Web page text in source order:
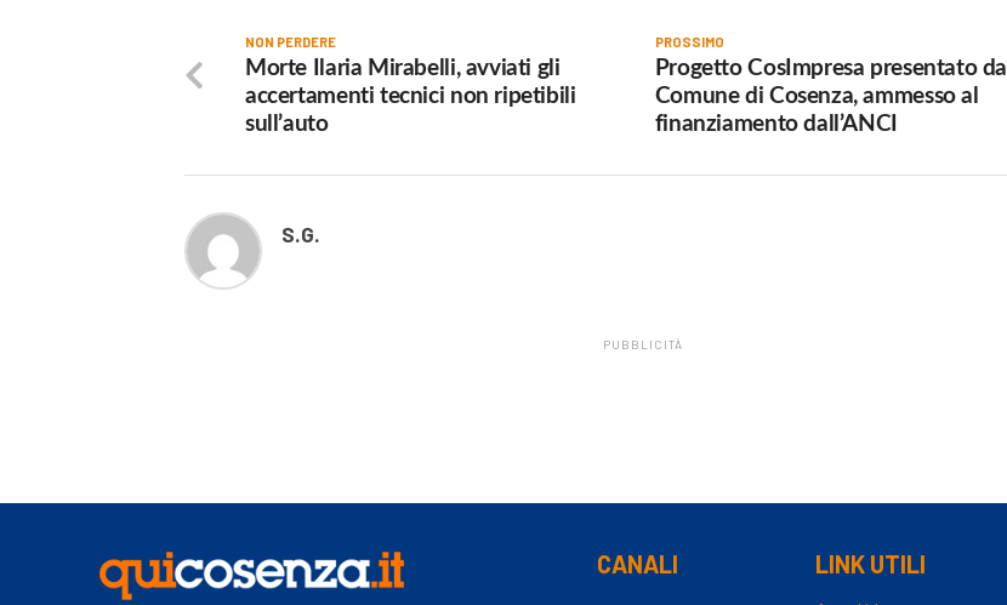
PROSSIMO
Progetto CosImpresa presentato dal
Comune di Cosenza, ammesso al
finanziamento dall’ANCI
NON PERDERE
Morte Ilaria Mirabelli, avviati gli
accertamenti tecnici non ripetibili
sull’auto
S.G.
PUBBLICITÀ
CANALI LINK UTILI